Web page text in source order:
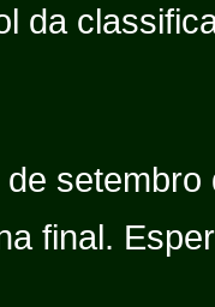
da
de setembro
final.